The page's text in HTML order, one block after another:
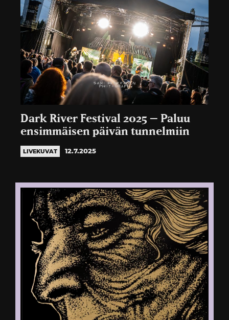
Dark River Festival 2025 – Paluu
ensimmäisen päivän tunnelmiin
LIVEKUVAT 12.7.2025